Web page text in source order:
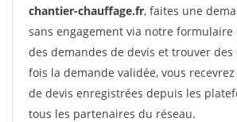
chantier-chauffage.fr, faites une
sans engagement via notre
des demandes de devis et trouver des
fois la demande validée, vous
de devis enregistrées depuis les
tous les partenaires du réseau.